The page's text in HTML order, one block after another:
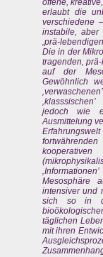
offene,
erlaubt die
verschiedene
instabile, aber
‚prä-
Die in der
tragenden,
auf der
Gewöhnlich
jedoch wie
Ausmittelung
Mesosphäre
intensiver und
sich so in
täglichen
mit ihren